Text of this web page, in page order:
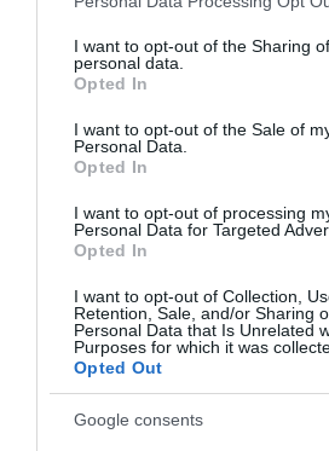
not limited to your visit or usage
grant or deny consent to Google and
use your data for below specified
consent section.
I want to opt-out of the Sharing
personal data.
Opted In
I want to opt-out of the Sale of
Personal Data.
Opted In
I want to opt-out of processing
Personal Data for Targeted
Opted In
I want to opt-out of Collection,
Retention, Sale, and/or Sharing
Personal Data that Is Unrelated
Purposes for which it was
Opted Out
Google consents
lehess!